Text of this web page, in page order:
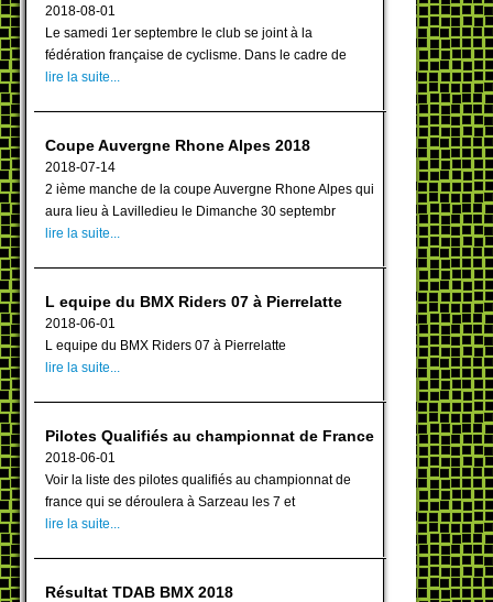
2018-08-01
Le samedi 1er septembre le club se joint à la
fédération française de cyclisme. Dans le cadre de
lire la suite...
Coupe Auvergne Rhone Alpes 2018
2018-07-14
2 ième manche de la coupe Auvergne Rhone Alpes qui
aura lieu à Lavilledieu le Dimanche 30 septembr
lire la suite...
L equipe du BMX Riders 07 à Pierrelatte
2018-06-01
L equipe du BMX Riders 07 à Pierrelatte
lire la suite...
Pilotes Qualifiés au championnat de France
2018-06-01
Voir la liste des pilotes qualifiés au championnat de
france qui se déroulera à Sarzeau les 7 et
lire la suite...
Résultat TDAB BMX 2018